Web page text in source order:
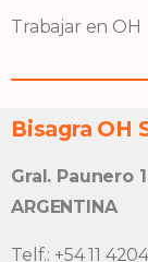
Trabajar en OH
Bisagra OH
Gral. Paunero
ARGENTINA
Telf.: +54 11